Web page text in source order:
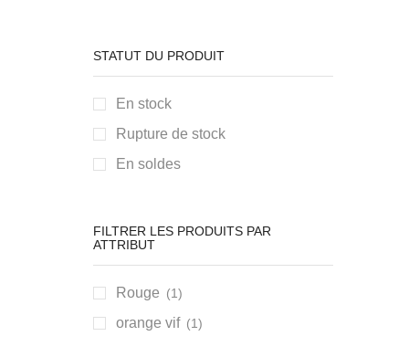
STATUT DU PRODUIT
En stock
Rupture de stock
En soldes
FILTRER LES PRODUITS PAR
ATTRIBUT
Rouge (1)
orange vif (1)